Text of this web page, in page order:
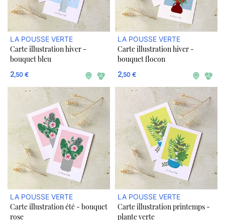
LA POUSSE VERTE
Carte illustration hiver -
bouquet bleu
2,50 €
LA POUSSE VERTE
Carte illustration hiver -
bouquet flocon
2,50 €
LA POUSSE VERTE
Carte illustration été - bouquet
rose
LA POUSSE VERTE
Carte illustration printemps -
plante verte